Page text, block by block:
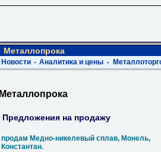
Металлопрока
Новости Аналитика и цены
Металлопрока
Предложения на продажу
продам Медно-никелевый сплав, Монель,
Константан.